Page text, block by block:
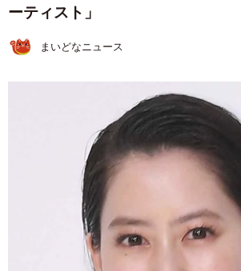
ーティスト」
まいどなニュース